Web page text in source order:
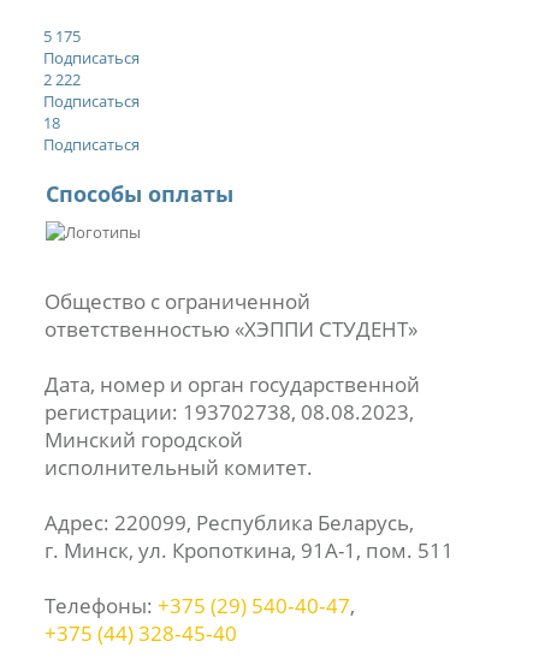
5 175
Подписаться
2 222
Подписаться
18
Подписаться
Способы оплаты
Общество с ограниченной
ответственностью «ХЭППИ СТУДЕНТ»
Дата, номер и орган государственной
регистрации: 193702738, 08.08.2023,
Минский городской
исполнительный комитет.
Адрес: 220099, Республика Беларусь,
г. Минск, ул. Кропоткина, 91А-1, пом. 511
Телефоны: +375 (29) 540‑40‑47,
+375 (44) 328‑45‑40